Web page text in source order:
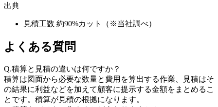
出典
見積工数 約90%カット（※当社調べ）
よくある質問
Q.積算と見積の違いは何ですか？
積算は図面から必要な数量と費用を算出する作業、見積はそ
の結果に利益などを加えて顧客に提示する金額をまとめるこ
とです。積算が見積の根拠になります。